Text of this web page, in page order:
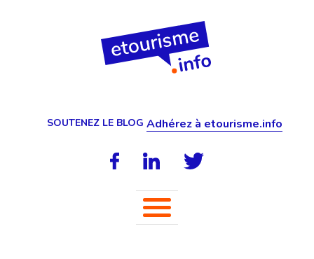
SOUTENEZ LE BLOG Adhérez à etourisme.info